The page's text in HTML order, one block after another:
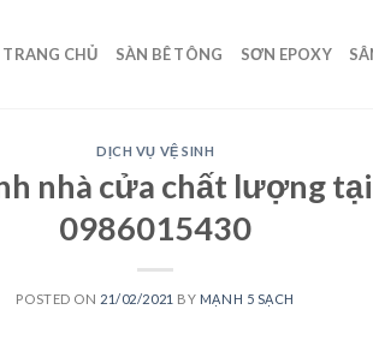
TRANG CHỦ SÀN BÊ TÔNG SƠN EPOXY
DỊCH VỤ VỆ SINH
nhà cửa chất lượng
0986015430
POSTED ON 21/02/2021 BY MẠNH 5 SẠCH